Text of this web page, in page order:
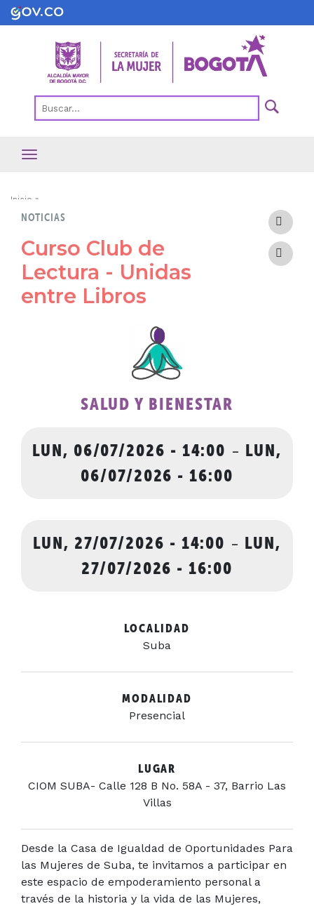
Pasar
al
Ruta
de
navegación
Inicio
NOTICIAS
Curso Club de
Lectura - Unidas
entre Libros
SALUD Y BIENESTAR
LUN, 06/07/2026 - 14:00 - LUN,
06/07/2026 - 16:00
LUN, 27/07/2026 - 14:00 - LUN,
27/07/2026 - 16:00
LOCALIDAD
Suba
MODALIDAD
Presencial
LUGAR
CIOM SUBA- Calle 128 B No. 58A - 37, Barrio Las
Villas
Desde la Casa de Igualdad de Oportunidades Para
las Mujeres de Suba, te invitamos a participar en
este espacio de empoderamiento personal a
través de la historia y la vida de las Mujeres,